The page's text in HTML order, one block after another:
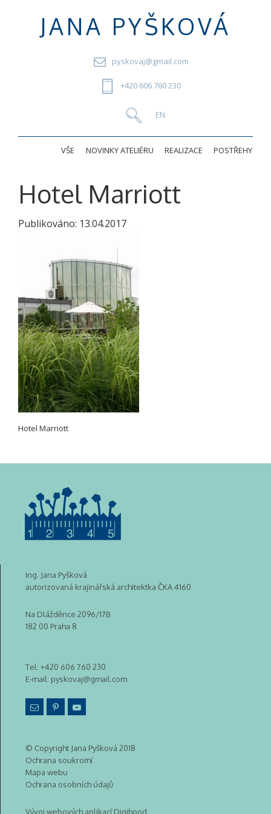
JANA PYŠKOVÁ
pyskovaj@gmail.com
+420 606 760 230
VŠE NOVINKY ATELIÉRU REALIZACE POSTŘEHY
Hotel Marriott
Publikováno: 13.04.2017
Hotel Marriott
Ing. Jana Pyšková
autorizovaná krajinářská architektka ČKA 4160
Na Dlážděnce 2096/17B
182 00 Praha 8
Tel: +420 606 760 230
E-mail: pyskovaj@gmail.com
© Copyright Jana Pyšková 2018
Ochrana soukromí
Mapa webu
Ochrana osobních údajů
Vývoj webových aplikací Digihood